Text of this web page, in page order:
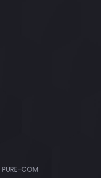
PURE-COM